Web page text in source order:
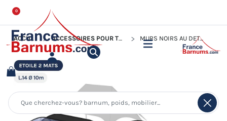
0
ACCUEIL ACCESSOIRES POUR TENTES DE RÉCEPTION MURS NOIRS AU DÉTAIL POUR TENTE ÉTOILE L.14M Ø10M